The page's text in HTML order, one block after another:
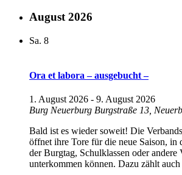
August 2026
Sa. 8
Ora et labora – ausgebucht –
1. August 2026 - 9. August 2026
Burg Neuerburg Burgstraße 13,
Bald ist es wieder soweit! Die
öffnet ihre Tore für die neue Saison, in
der Burgtag, Schulklassen oder andere
unterkommen können. Dazu zählt